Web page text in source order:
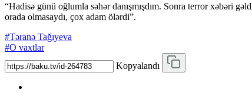
“Hadisə günü oğlumla səhər danışmışdım. Sonra terror xəbəri
orada olmasaydı, çox adam ölərdi”.
#Təranə Tağıyeva
#O vaxtlar
Kopyalandı